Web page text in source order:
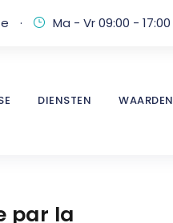
· Ma - Vr 09:00 - 17:00
DIENSTEN WAARDEN
par la